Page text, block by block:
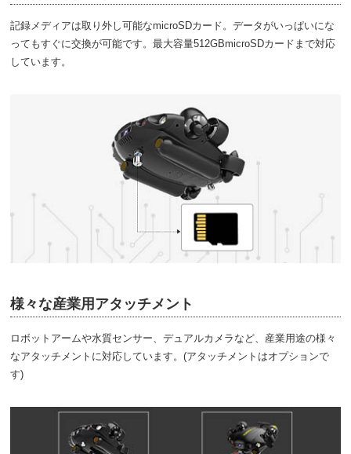
記録メディアは取り外し可能なmicroSDカード。データがいっぱいにな
ってもすぐに交換が可能です。最大容量512GBmicroSDカードまで対応
しています。
様々な産業用アタッチメント
ロボットアームや水質センサー、デュアルカメラなど、産業用途の様々
なアタッチメントに対応しています。(アタッチメントはオプションで
す)